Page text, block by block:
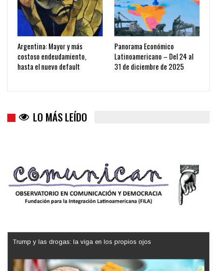
Argentina: Mayor y más
costoso endeudamiento,
hasta el nuevo default
Panorama Económico
Latinoamericano – Del 24 al
31 de diciembre de 2025
LO MÁS LEÍDO
Trump y las drogas: la viga en los propios ojos